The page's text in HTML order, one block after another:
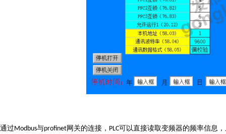
通过Modbus与profinet网关的连接， PLC可以直接读取变频器的频率信息